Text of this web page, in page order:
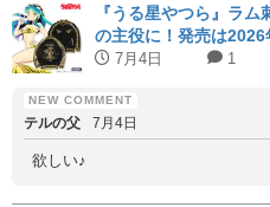
『うる星やつら』ラ
の主役に！発売は2026
7月4日 1
テルの父 7月4日
欲しい♪